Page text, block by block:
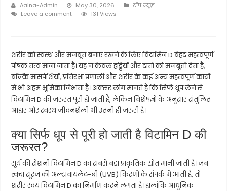
Aaina-Admin May 30, 2026
टॉप न्यूज़
Leave a comment
131 Views
शरीर को स्वस्थ और मजबूत बनाए रखने के लिए विटामिन D बेहद महत्वपूर्ण
पोषक तत्व माना जाता है। यह न केवल हड्डियों और दांतों को मजबूती देता है,
बल्कि मांसपेशियों, प्रतिरक्षा प्रणाली और शरीर के कई अन्य महत्वपूर्ण कार्यों
में भी अहम भूमिका निभाता है। अक्सर लोग मानते हैं कि सिर्फ धूप लेने से
विटामिन D की जरूरत पूरी हो जाती है, लेकिन विशेषज्ञों के अनुसार संतुलित
आहार और स्वस्थ जीवनशैली भी उतनी ही जरूरी है।
क्या सिर्फ धूप से पूरी हो जाती है विटामिन D की
जरूरत?
सूर्य की रोशनी विटामिन D का सबसे बड़ा प्राकृतिक स्रोत मानी जाती है। जब
त्वचा सूरज की अल्ट्रावायलेट-बी (UVB) किरणों के संपर्क में आती है, तो
शरीर स्वयं विटामिन D का निर्माण करने लगता है। हालांकि आधुनिक